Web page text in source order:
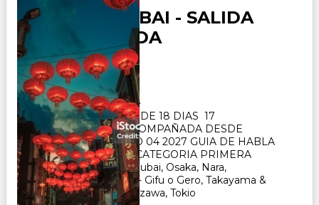
JAPON y DUBAI - SALIDA
ACOMPAÑADA
Duración:
18Días17Noches
PAQUETE TURISTICO DE 18 DIAS 17
NOCHES. SALIDA ACOMPAÑADA DESDE
BUENOS AIRES MAYO 04 2027 GUIA DE HABLA
HISPANA- HOTELES CATEGORIA PRIMERA
SUPERIOR VISITA : Dubai, Osaka, Nara,
Kioto, Hiroshima, Seki - Gifu o Gero, Takayama &
Shirakawago ï¿½ Kanazawa, Tokio